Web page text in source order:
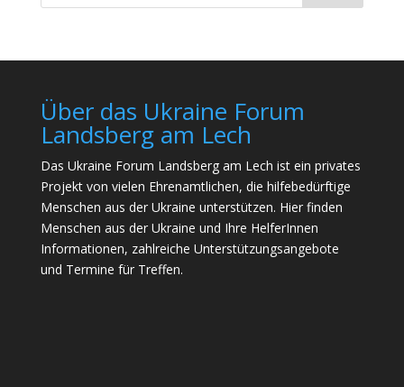
Über das Ukraine Forum
Landsberg am Lech
Das Ukraine Forum Landsberg am Lech ist ein privates
Projekt von vielen Ehrenamtlichen, die hilfebedürftige
Menschen aus der Ukraine unterstützen. Hier finden
Menschen aus der Ukraine und Ihre HelferInnen
Informationen, zahlreiche Unterstützungsangebote
und Termine für Treffen.